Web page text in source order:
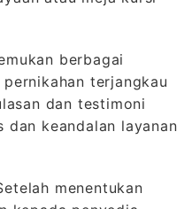
berbagai
terjangkau
dan testimoni
dan keandalan layanan
menentukan